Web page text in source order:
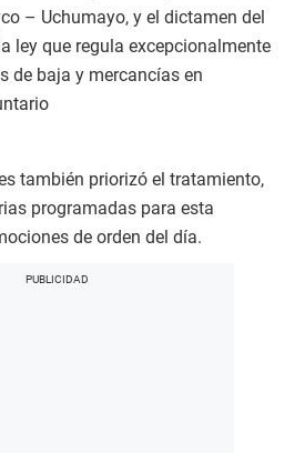
– Uchumayo, y el dictamen del
ley que regula excepcionalmente
de baja y mercancías en
también priorizó el tratamiento,
programadas para esta
de orden del día.